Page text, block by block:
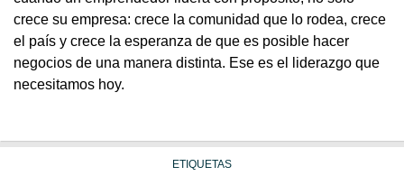
crece su empresa: crece la comunidad que lo rodea, crece
el país y crece la esperanza de que es posible hacer
negocios de una manera distinta. Ese es el liderazgo que
necesitamos hoy.
ETIQUETAS